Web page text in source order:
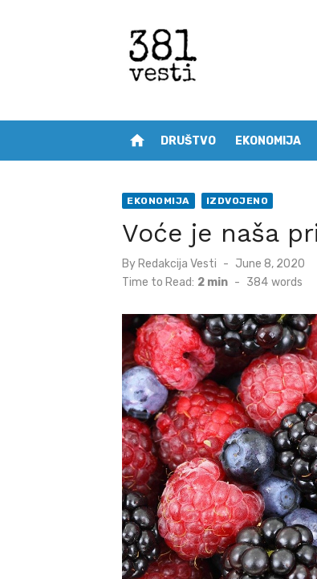
home DRUŠTVO EKONOMIJA
EKONOMIJA IZDVOJENO
Voće je naša
By Redakcija Vesti
Posted
June 8, 2020
Time to Read: 2 min - 384 words